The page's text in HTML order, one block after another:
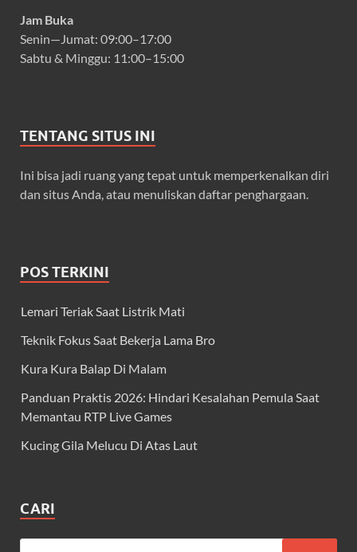
Jam Buka
Senin—Jumat: 09:00–17:00
Sabtu & Minggu: 11:00–15:00
TENTANG SITUS INI
Ini bisa jadi ruang yang tepat untuk memperkenalkan diri
dan situs Anda, atau menuliskan daftar penghargaan.
POS TERKINI
Lemari Teriak Saat Listrik Mati
Teknik Fokus Saat Bekerja Lama Bro
Kura Kura Balap Di Malam
Panduan Praktis 2026: Hindari Kesalahan Pemula Saat
Memantau RTP Live Games
Kucing Gila Melucu Di Atas Laut
CARI